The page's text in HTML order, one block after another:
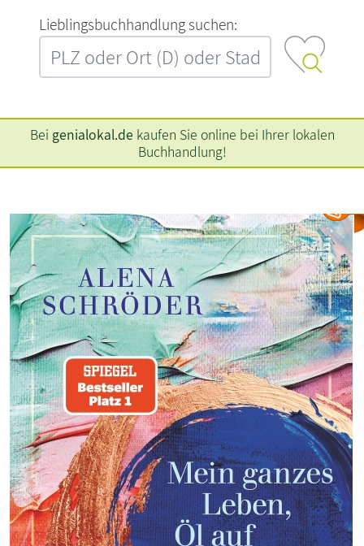
L‍i‍e‍b‍l‍i‍n‍g‍s‍b‍u‍c‍h‍h‍a‍n‍d‍l‍u‍n‍g‍ ‍s‍u‍c‍h‍e‍n‍:‍
Bei genialokal.de kaufen Sie online bei Ihrer lokalen
Buchhandlung!